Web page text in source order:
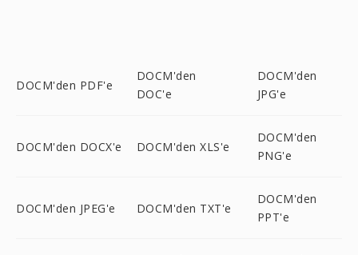
DOCM'den PDF'e
DOCM'den
DOC'e
DOCM'den
JPG'e
DOCM'den DOCX'e DOCM'den XLS'e
DOCM'den
PNG'e
DOCM'den JPEG'e DOCM'den TXT'e
DOCM'den
PPT'e